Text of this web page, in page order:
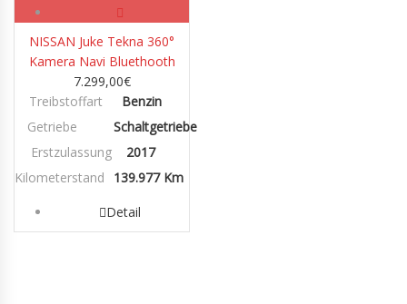
NISSAN Juke Tekna 360°
Kamera Navi Bluethooth
7.299,00€
Treibstoffart
Benzin
Getriebe
Schaltgetriebe
Erstzulassung
2017
Kilometerstand
139.977 Km
Detail